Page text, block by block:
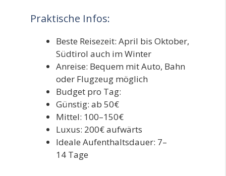
Praktische Infos:
Bes­te Rei­se­zeit: April bis Okto­ber,
Süd­ti­rol auch im Winter
Anrei­se: Bequem mit Auto, Bahn
oder Flug­zeug möglich
Bud­get pro Tag:
Güns­tig: ab 50€
Mit­tel: 100–150€
Luxus: 200€ aufwärts
Idea­le Auf­ent­halts­dau­er: 7–
14 Tage